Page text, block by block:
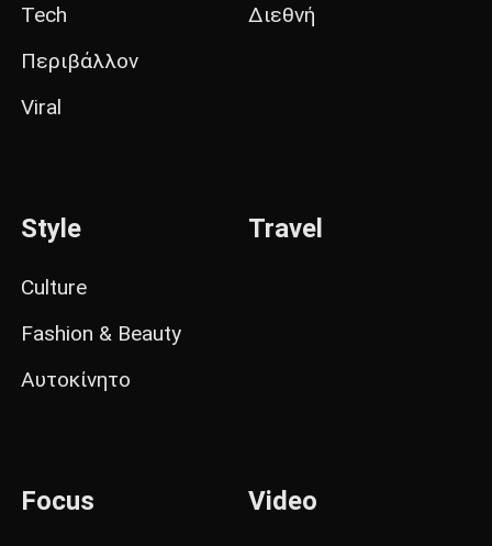
Tech
Περιβάλλον
Viral
Διεθνή
Style
Culture
Fashion & Beauty
Αυτοκίνητο
Travel
Focus Video